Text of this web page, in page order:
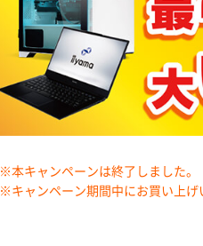
※本キャンペーンは終了しました。
※キャンペーン期間中にお買い上げ